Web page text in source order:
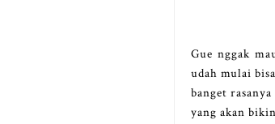
Gue nggak
udah mulai
banget
yang akan